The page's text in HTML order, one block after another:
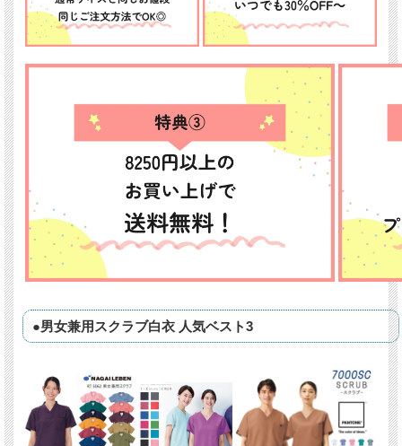
●男女兼用スクラブ白衣 人気ベスト3